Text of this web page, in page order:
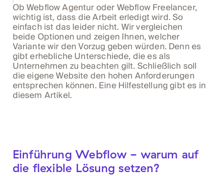
Ob Webflow Agentur oder Webflow Freelancer,
wichtig ist, dass die Arbeit erledigt wird. So
einfach ist das leider nicht. Wir vergleichen
beide Optionen und zeigen Ihnen, welcher
Variante wir den Vorzug geben würden. Denn es
gibt erhebliche Unterschiede, die es als
Unternehmen zu beachten gilt. Schließlich soll
die eigene Website den hohen Anforderungen
entsprechen können. Eine Hilfestellung gibt es in
diesem Artikel.
Einführung Webflow - warum auf
die flexible Lösung setzen?